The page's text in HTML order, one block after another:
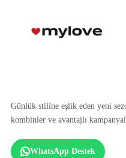
Günlük stiline eşlik eden yeni
kombinler ve avantajlı
WhatsApp Destek